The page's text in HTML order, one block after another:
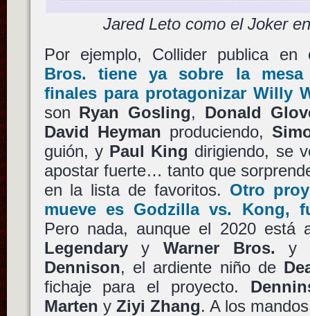
Jared Leto como el Joker
Por ejemplo, Collider publica
Bros. tiene ya sobre la
finales para protagonizar Willy
son Ryan Gosling, Donald
David Heyman produciendo,
guión, y Paul King dirigiendo, se
apostar fuerte… tanto que
en la lista de favoritos. Otro
mueve es Godzilla vs. Kong,
Pero nada, aunque el 2020 está
Legendaryy Warner Bros. y
Dennison, el ardiente niño de
fichaje para el proyecto.
Marten y Ziyi Zhang. A los